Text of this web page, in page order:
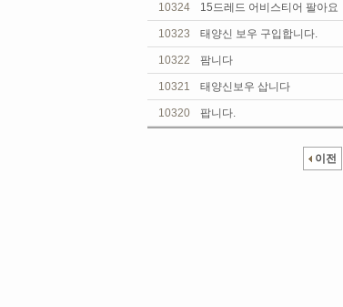
10324 15드레드 어비스티어 팔아요
10323 태양신 보우 구입합니다.
10322 팜니다
10321 태양신보우 삽니다
10320 팝니다.
이전